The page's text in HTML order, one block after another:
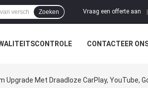
Vraag een offerte aan
Zoeken
CONTACTEER
Met Draadloze CarPlay, YouTube,